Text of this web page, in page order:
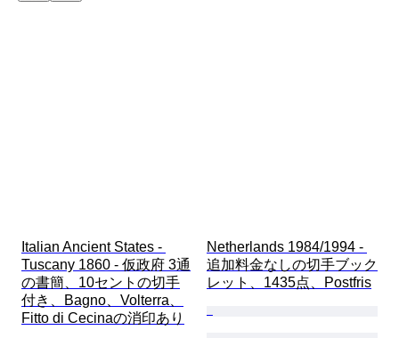
Italian Ancient States -
Tuscany 1860 - 仮政府 3通
の書簡、10セントの切手
付き、Bagno、Volterra、
Fitto di Cecinaの消印あり
Netherlands 1984/1994 -
追加料金なしの切手ブック
レット、1435点、Postfris